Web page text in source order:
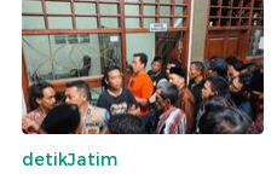
detikJatim